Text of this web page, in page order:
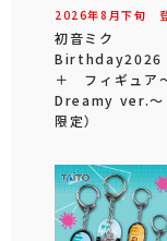
2026年8 月下旬
初音ミク
Birthday2026
＋ フィギュア
Dreamy ver.～
限定）